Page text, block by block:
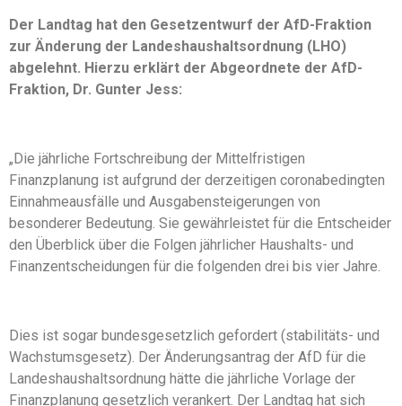
Der Landtag hat den Gesetzentwurf der AfD-Fraktion
zur Änderung der Landeshaushaltsordnung (LHO)
abgelehnt. Hierzu erklärt der Abgeordnete der AfD-
Fraktion, Dr. Gunter Jess:
„Die jährliche Fortschreibung der Mittelfristigen
Finanzplanung ist aufgrund der derzeitigen coronabedingten
Einnahmeausfälle und Ausgabensteigerungen von
besonderer Bedeutung. Sie gewährleistet für die Entscheider
den Überblick über die Folgen jährlicher Haushalts- und
Finanzentscheidungen für die folgenden drei bis vier Jahre.
Dies ist sogar bundesgesetzlich gefordert (stabilitäts- und
Wachstumsgesetz). Der Änderungsantrag der AfD für die
Landeshaushaltsordnung hätte die jährliche Vorlage der
Finanzplanung gesetzlich verankert. Der Landtag hat sich